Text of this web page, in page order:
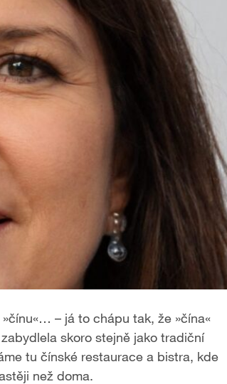
– já to chápu tak, že »čína«
skoro stejně jako tradiční
tu čínské restaurace a bistra, kde
než doma.